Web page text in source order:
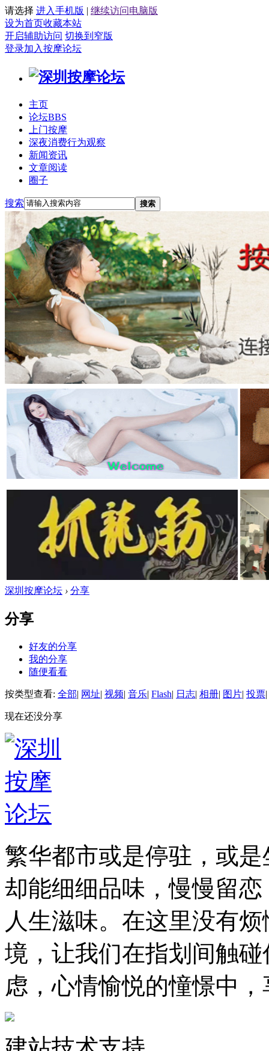
请选择 进入手机版 | 继续访问电脑版
设为首页收藏本站
开启辅助访问 切换到窄版
登录加入按摩论坛
主页
论坛BBS
上门按摩
深夜消费行为观察
新闻资讯
文章阅读
圈子
搜索 搜索
深圳按摩论坛 › 分享
分享
好友的分享
我的分享
随便看看
按类型查看: 全部| 网址| 视频| 音乐| Flash| 日志| 相册| 图片| 投票|
现在还没分享
繁华都市或是停驻，或
却能细细品味，慢慢留
人生滋味。在这里没有
境，让我们在指划间触
虑，心情愉悦的憧憬中